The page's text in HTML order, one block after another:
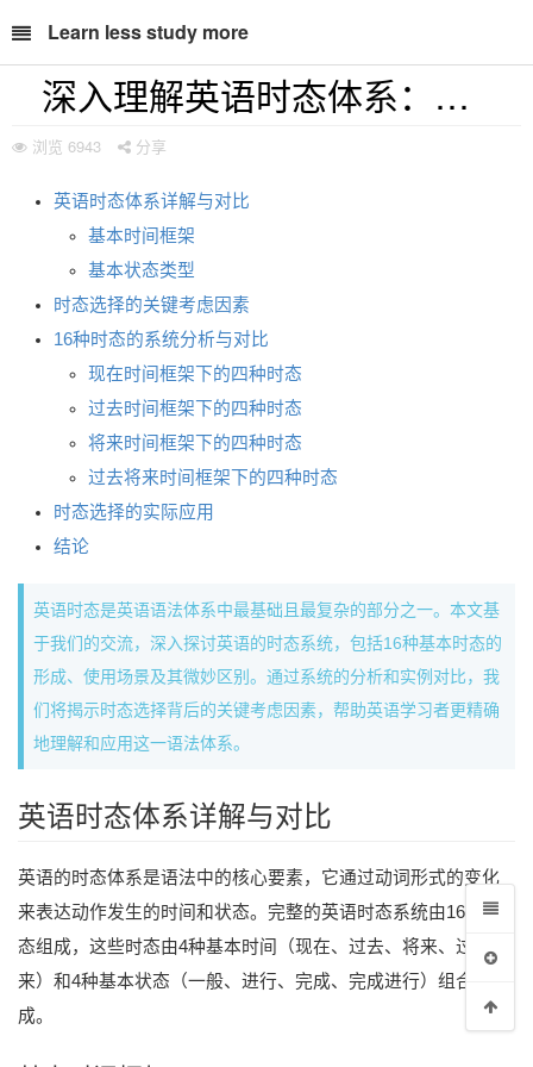
Learn less study more
深入理解英语时态体系：语法结构与应用分析
浏览 6943 分享
英语时态体系详解与对比
基本时间框架
基本状态类型
时态选择的关键考虑因素
16种时态的系统分析与对比
现在时间框架下的四种时态
过去时间框架下的四种时态
将来时间框架下的四种时态
过去将来时间框架下的四种时态
时态选择的实际应用
结论
英语时态是英语语法体系中最基础且最复杂的部分之一。本文基
于我们的交流，深入探讨英语的时态系统，包括16种基本时态的
形成、使用场景及其微妙区别。通过系统的分析和实例对比，我
们将揭示时态选择背后的关键考虑因素，帮助英语学习者更精确
地理解和应用这一语法体系。
英语时态体系详解与对比
英语的时态体系是语法中的核心要素，它通过动词形式的变化
来表达动作发生的时间和状态。完整的英语时态系统由16种时
态组成，这些时态由4种基本时间（现在、过去、将来、过去将
来）和4种基本状态（一般、进行、完成、完成进行）组合而
成。